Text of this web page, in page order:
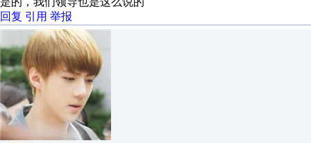
回复 引用 举报